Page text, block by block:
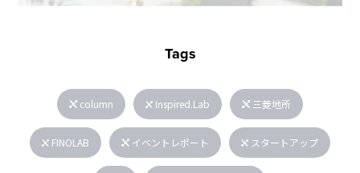
Tags
column Inspired.Lab 三菱地所
FINOLAB イベントレポート スタートアップ